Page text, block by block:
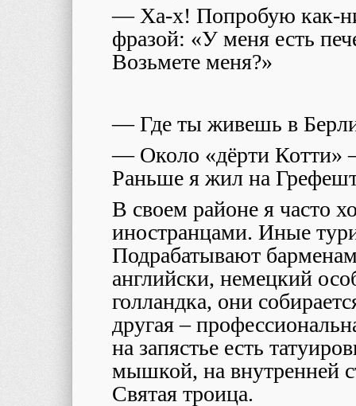
— Ха-х! Попробую как-
фразой: «У меня есть
Возьмете меня?»
— Где ты живешь в
— Около «дёрти Котти»
Раньше я жил на
В своем районе я часто
иностранцами. Иные
Подрабатывают
английски, немецкий
голландка, они
другая –
на запястье есть
мышкой, на внутренней
Святая троица.